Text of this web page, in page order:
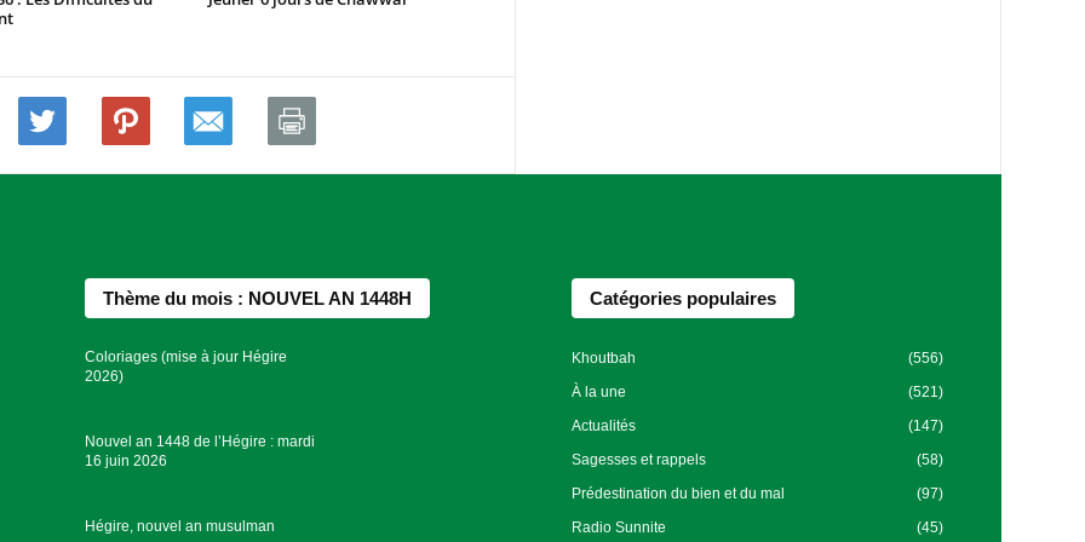
Thème du mois : NOUVEL AN 1448H
Coloriages (mise à jour Hégire
2026)
Nouvel an 1448 de l’Hégire : mardi
16 juin 2026
Hégire, nouvel an musulman
Catégories populaires
Khoutbah
(556)
À la une
(521)
Actualités
(147)
Sagesses et rappels
(58)
Prédestination du bien et du mal
(97)
Radio Sunnite
(45)